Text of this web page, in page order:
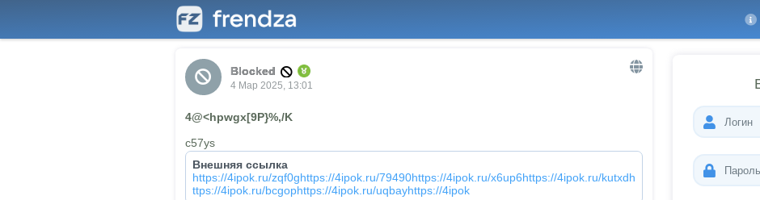
Blocked
4 Мар 2025, 13:01
4@<hpwgx[9P}%,/K
c57ys
Внешняя ссылка
https://4ipok.ru/zqf0ghttps://4ipok.ru/79490https://4ipok.ru/x6up6https://4ipok.ru/kutxdh
ttps://4ipok.ru/bcgophttps://4ipok.ru/uqbayhttps://4ipok